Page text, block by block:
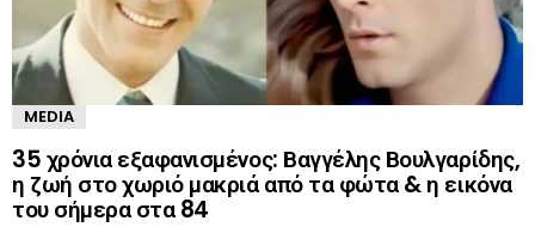
MEDIA
35 χρόνια εξαφανισμένος: Βαγγέλης Βουλγαρίδης,
η ζωή στο χωριό μακριά από τα φώτα & η εικόνα
του σήμερα στα 84